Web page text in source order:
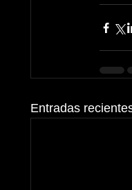
Entradas